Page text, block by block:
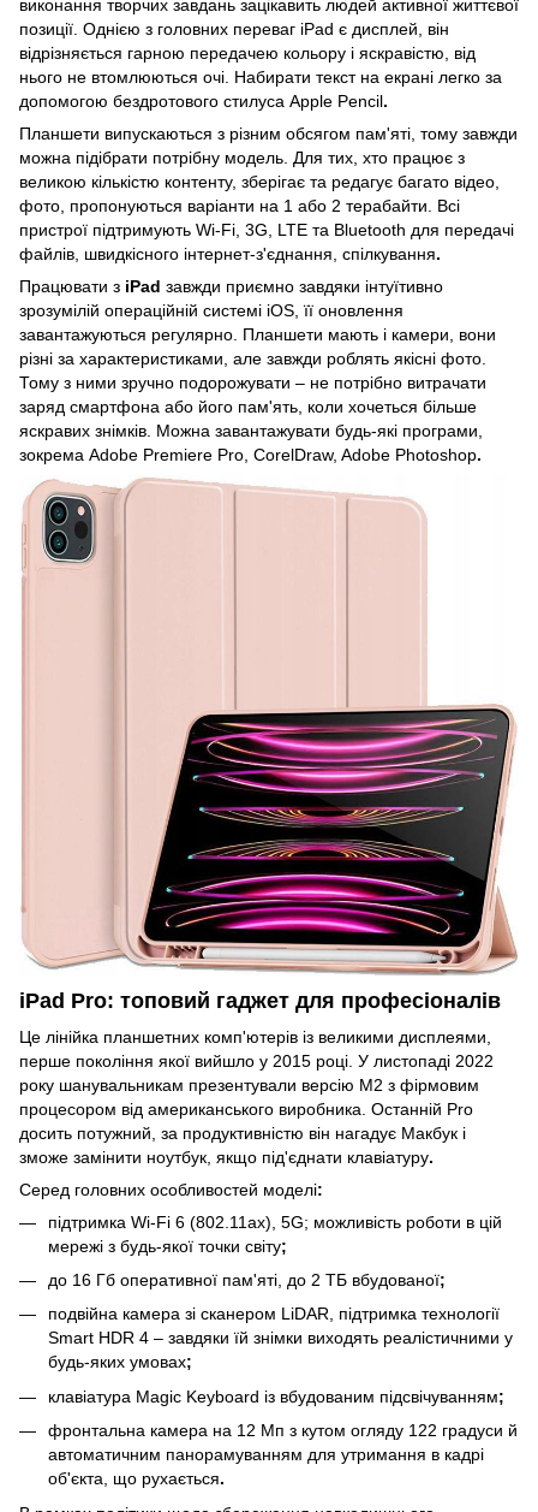
виконання творчих завдань зацікавить людей активної життєвої
позиції. Однією з головних переваг iPad є дисплей, він
відрізняється гарною передачею кольору і яскравістю, від
нього не втомлюються очі. Набирати текст на екрані легко за
допомогою бездротового стилуса Apple Pencil.
Планшети випускаються з різним обсягом пам'яті, тому завжди
можна підібрати потрібну модель. Для тих, хто працює з
великою кількістю контенту, зберігає та редагує багато відео,
фото, пропонуються варіанти на 1 або 2 терабайти. Всі
пристрої підтримують Wi-Fi, 3G, LTE та Bluetooth для передачі
файлів, швидкісного інтернет-з'єднання, спілкування.
Працювати з iPad завжди приємно завдяки інтуїтивно
зрозумілій операційній системі iOS, її оновлення
завантажуються регулярно. Планшети мають і камери, вони
різні за характеристиками, але завжди роблять якісні фото.
Тому з ними зручно подорожувати – не потрібно витрачати
заряд смартфона або його пам'ять, коли хочеться більше
яскравих знімків. Можна завантажувати будь-які програми,
зокрема Adobe Premiere Pro, CorelDraw, Adobe Photoshop.
iPad Pro: топовий гаджет для професіоналів
Це лінійка планшетних комп'ютерів із великими дисплеями,
перше покоління якої вийшло у 2015 році. У листопаді 2022
року шанувальникам презентували версію M2 з фірмовим
процесором від американського виробника. Останній Pro
досить потужний, за продуктивністю він нагадує Макбук і
зможе замінити ноутбук, якщо під'єднати клавіатуру.
Серед головних особливостей моделі:
підтримка Wi-Fi 6 (802.11ax), 5G; можливість роботи в цій
мережі з будь-якої точки світу;
до 16 Гб оперативної пам'яті, до 2 ТБ вбудованої;
подвійна камера зі сканером LiDAR, підтримка технології
Smart HDR 4 – завдяки їй знімки виходять реалістичними у
будь-яких умовах;
клавіатура Magic Keyboard із вбудованим підсвічуванням;
фронтальна камера на 12 Мп з кутом огляду 122 градуси й
автоматичним панорамуванням для утримання в кадрі
об'єкта, що рухається.